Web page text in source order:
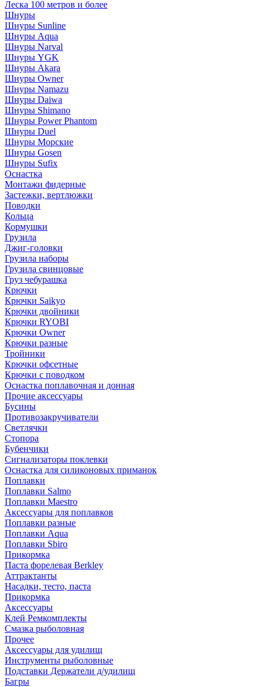
Леска 100 метров и более
Шнуры
Шнуры Sunline
Шнуры Aqua
Шнуры Narval
Шнуры YGK
Шнуры Akara
Шнуры Owner
Шнуры Namazu
Шнуры Daiwa
Шнуры Shimano
Шнуры Power Phantom
Шнуры Duel
Шнуры Морские
Шнуры Gosen
Шнуры Sufix
Оснастка
Монтажи фидерные
Застежки, вертлюжки
Поводки
Кольца
Кормушки
Грузила
Джиг-головки
Грузила наборы
Грузила свинцовые
Груз чебурашка
Крючки
Крючки Saikyo
Крючки двойники
Крючки RYOBI
Крючки Owner
Крючки разные
Тройники
Крючки офсетные
Крючки с поводком
Оснастка поплавочная и донная
Прочие аксессуары
Бусины
Противозакручиватели
Светлячки
Стопора
Бубенчики
Сигнализаторы поклевки
Оснастка для силиконовых приманок
Поплавки
Поплавки Salmo
Поплавки Maestro
Аксессуары для поплавков
Поплавки разные
Поплавки Aqua
Поплавки Sbiro
Прикормка
Паста форелевая Berkley
Аттрактанты
Насадки, тесто, паста
Прикормка
Аксессуары
Клей Ремкомплекты
Смазка рыболовная
Прочее
Аксессуары для удилищ
Инструменты рыболовные
Подставки Держатели д/удилищ
Багры